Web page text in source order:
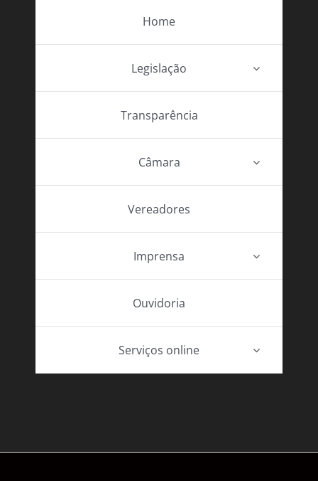
Home
Legislação
Transparência
Câmara
Vereadores
Imprensa
Ouvidoria
Serviços online